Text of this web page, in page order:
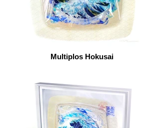
Multiplos Hokusai